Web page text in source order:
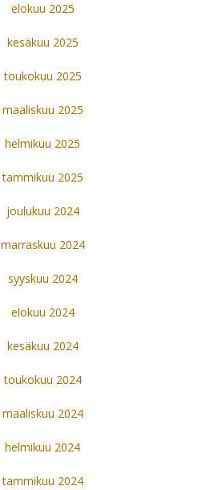
elokuu 2025
kesäkuu 2025
toukokuu 2025
maaliskuu 2025
helmikuu 2025
tammikuu 2025
joulukuu 2024
marraskuu 2024
syyskuu 2024
elokuu 2024
kesäkuu 2024
toukokuu 2024
maaliskuu 2024
helmikuu 2024
tammikuu 2024